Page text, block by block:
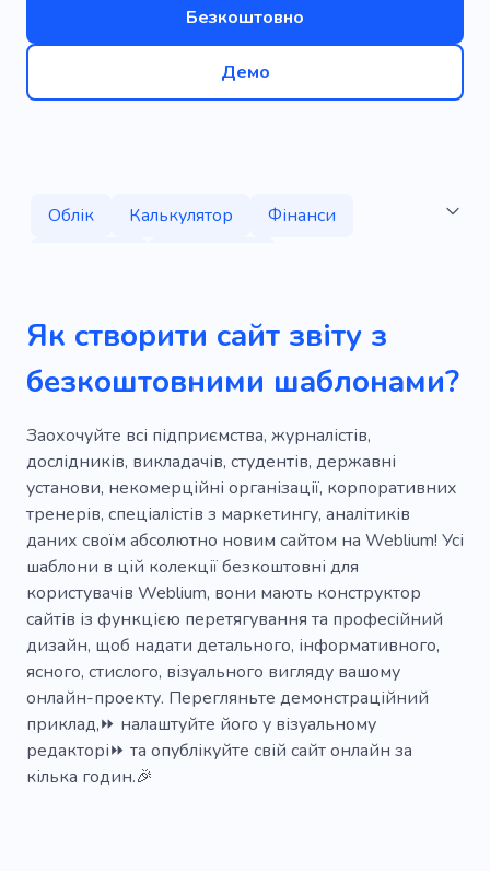
Безкоштовно
Демо
Облік Калькулятор
Фінанси
Зарплата
Гроші
Документація
Консультація
Баланс
Ортодонт
Купити
Авторське право
Очікування
Радіо Сто
Головна роль
Неповний робочий день
Платіж
Практичний
Обладнання
Професійні послуги
Рубін
Сторони
Статус Книги
Тригер
Працювати
Брошура
Справа
Канал
Клієнт
Електронна комерція
Експертиза
Як створити сайт звіту з
безкоштовними шаблонами?
Заохочуйте всі підприємства, журналістів,
дослідників, викладачів, студентів, державні
установи, некомерційні організації, корпоративних
тренерів, спеціалістів з маркетингу, аналітиків
даних своїм абсолютно новим сайтом на Weblium! Усі
шаблони в цій колекції безкоштовні для
користувачів Weblium, вони мають конструктор
сайтів із функцією перетягування та професійний
дизайн, щоб надати детального, інформативного,
ясного, стислого, візуального вигляду вашому
онлайн-проекту. Перегляньте демонстраційний
приклад,⏩ налаштуйте його у візуальному
редакторі⏩ та опублікуйте свій сайт онлайн за
кілька годин.🎉